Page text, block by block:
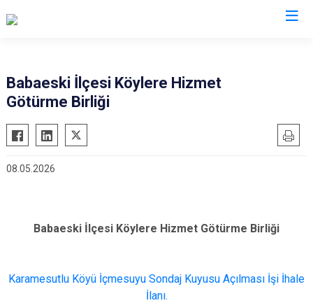
Babaeski İlçesi Köylere Hizmet
Götürme Birliği
08.05.2026
Babaeski İlçesi Köylere Hizmet Götürme Birliği
Karamesutlu Köyü İçmesuyu Sondaj Kuyusu Açılması İşi İhale
İlanı.